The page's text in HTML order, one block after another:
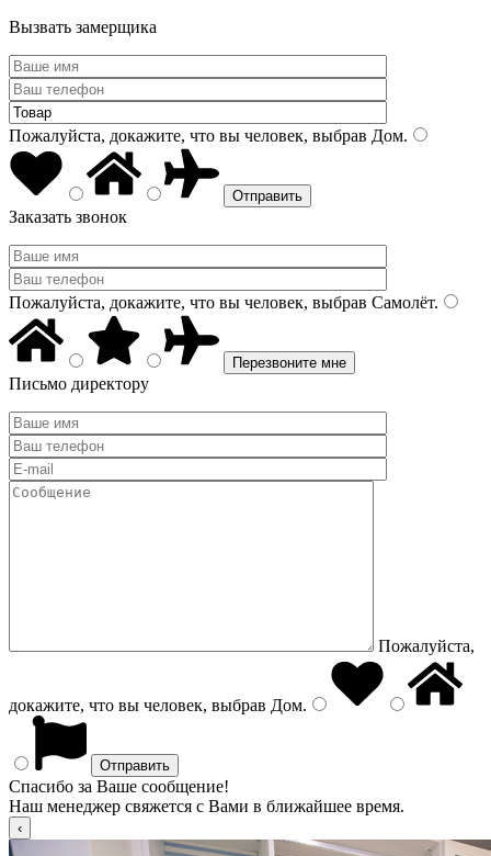
Вызвать замерщика
Пожалуйста, докажите, что вы человек, выбрав Дом.
Заказать звонок
Пожалуйста, докажите, что вы человек, выбрав Самолёт.
Письмо директору
Пожалуйста,
докажите, что вы человек, выбрав Дом.
Спасибо за Ваше сообщение!
Наш менеджер свяжется с Вами в ближайшее время.